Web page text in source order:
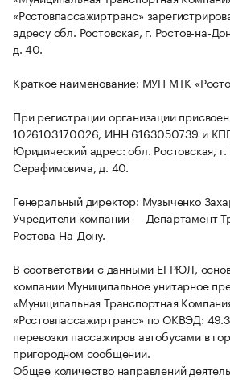
«Ростовпассажиртранс»
адресу обл. Ростовская, г. Ростов-на-
д. 40.
Краткое наименование: МУП МТК
При регистрации организации
1026103170026, ИНН 6163050739 и
Юридический адрес: обл. Ростовская,
Серафимовича, д. 40.
Генеральный директор: Музыченко
Учредители компании — Департамент
Ростова-На-Дону.
В соответствии с данными ЕГРЮЛ,
компании Муниципальное унитарное
«Муниципальная Транспортная
«Ростовпассажиртранс» по ОКВЭД:
перевозки пассажиров автобусами в
пригородном сообщении.
Общее количество направлений